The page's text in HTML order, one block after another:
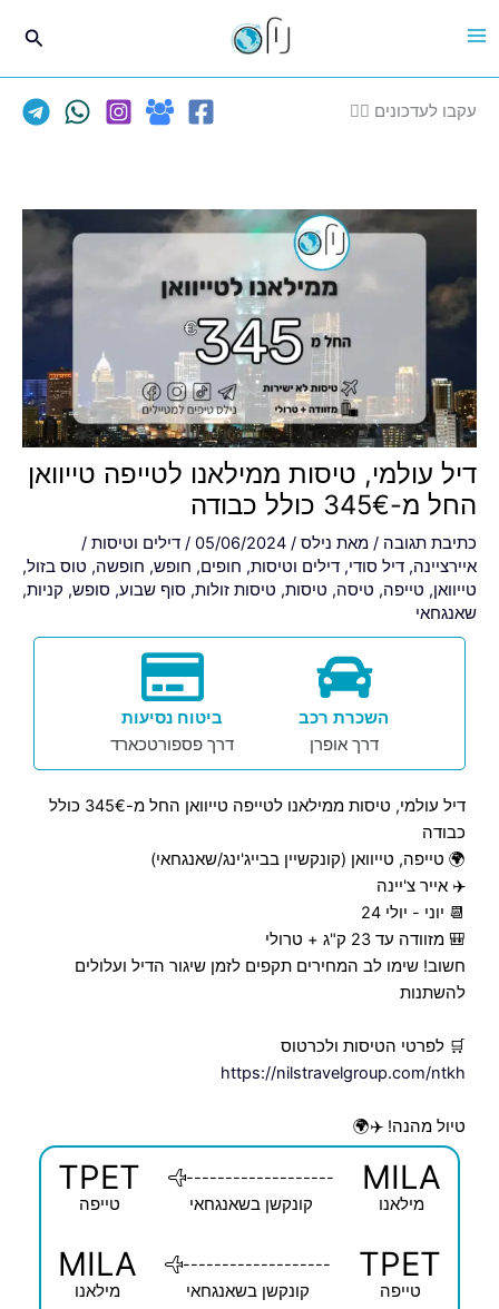
לתוכן
עקבו לעדכונים 👈🏽
דיל עולמי, טיסות ממילאנו לטייפה טייוואן
החל מ-345€ כולל כבודה
כתיבת תגובה / מאת נילס /
05/06/2024
/ דילים וטיסות /
איירציינה, דיל סודי, דילים וטיסות, חופים, חופש, חופשה, טוס בזול,
טייוואן, טייפה, טיסה, טיסות, טיסות זולות, סוף שבוע, סופש, קניות,
שאנגחאי
השכרת רכב
דרך אופרן
ביטוח נסיעות
דרך פספורטכארד
דיל עולמי, טיסות ממילאנו לטייפה טייוואן החל מ-345€ כולל
כבודה
🌍 טייפה, טייוואן (קונקשיין בבייג'ינג/שאנגחאי)
✈️ אייר צ'יינה
📆 יוני - יולי 24
🎒 מזוודה עד 23 ק"ג + טרולי
חשוב! שימו לב המחירים תקפים לזמן שיגור הדיל ועלולים
להשתנות
🛒 לפרטי הטיסות ולכרטוס
https://nilstravelgroup.com/ntkh
טיול מהנה! ✈️🌍
MILA
מילאנו
-------------------
קונקשן בשאנגחאי
TPET
טייפה
TPET
טייפה
-------------------
קונקשן בשאנגחאי
MILA
מילאנו